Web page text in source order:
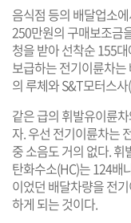
음식점 등의 배달업소
250만원의 구매보조금
청을 받아 선착순 155
보급하는 전기이륜차
의 루체와 S&T모터스
같은 급의 휘발유이륜
자. 우선 전기이륜차는
중 소음도 거의 없다.
탄화수소(HC)는 124배
이었던 배달차량을 전
하게 되는 것이다.